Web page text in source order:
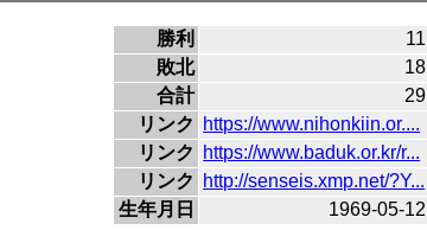
勝利
11
敗北
18
合計
29
リンク
https://www.nihonkiin.or....
リンク
https://www.baduk.or.kr/r...
リンク
http://senseis.xmp.net/?Y...
生年月日
1969-05-12